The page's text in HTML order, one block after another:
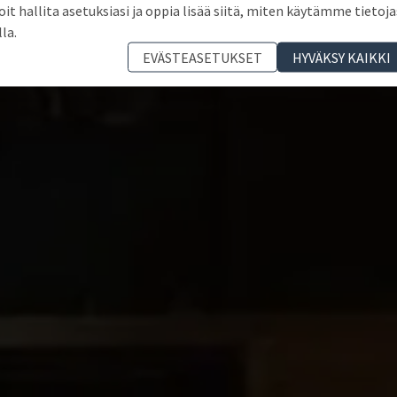
hallita asetuksiasi ja oppia lisää siitä, miten käytämme
EVÄSTEASETUKSET
HYVÄKSY KAIKKI